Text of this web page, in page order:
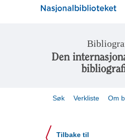
Den
Søk Verkliste Om
Tilbake til